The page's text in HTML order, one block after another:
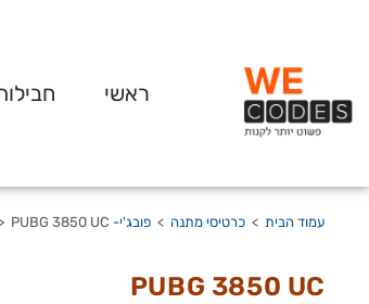
ראשי
עמוד הבית > כרטיסי מתנה > פובג'י- PUBG > PUBG 3850 UC
PUBG 3850 UC